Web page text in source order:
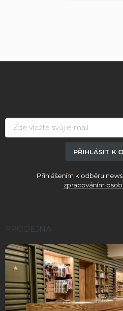
PŘIHLÁSIT K
Přihlášením k odběru
zpracováním
PRODEJNA